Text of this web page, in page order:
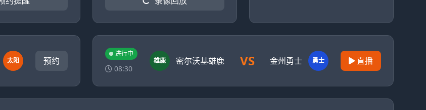
太阳 预约
进行中
08:30
雄鹿 密尔沃基雄鹿 VS 金州勇士 勇士 直播